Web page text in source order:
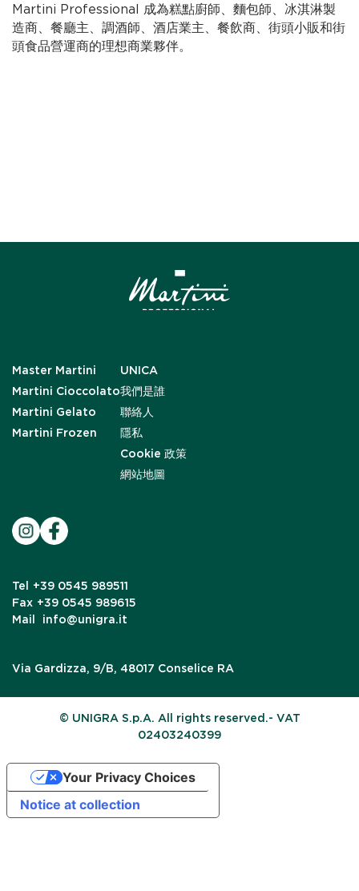
Martini Professional 成為糕點廚師、麵包師、冰淇淋製
造商、餐廳主、調酒師、酒店業主、餐飲商、街頭小販和街
頭食品營運商的理想商業夥伴。
Master Martini
Martini Cioccolato
Martini Gelato
Martini Frozen
UNICA
我們是誰
聯絡人
隱私
Cookie 政策
網站地圖
Tel
+39 0545 989511
Fax +39 0545 989615
Mail
info@unigra.it
Via Gardizza, 9/B, 48017 Conselice RA
© UNIGRA S.p.A. All rights reserved.- VAT
02403240399
Notice at collection
Your Privacy Choices